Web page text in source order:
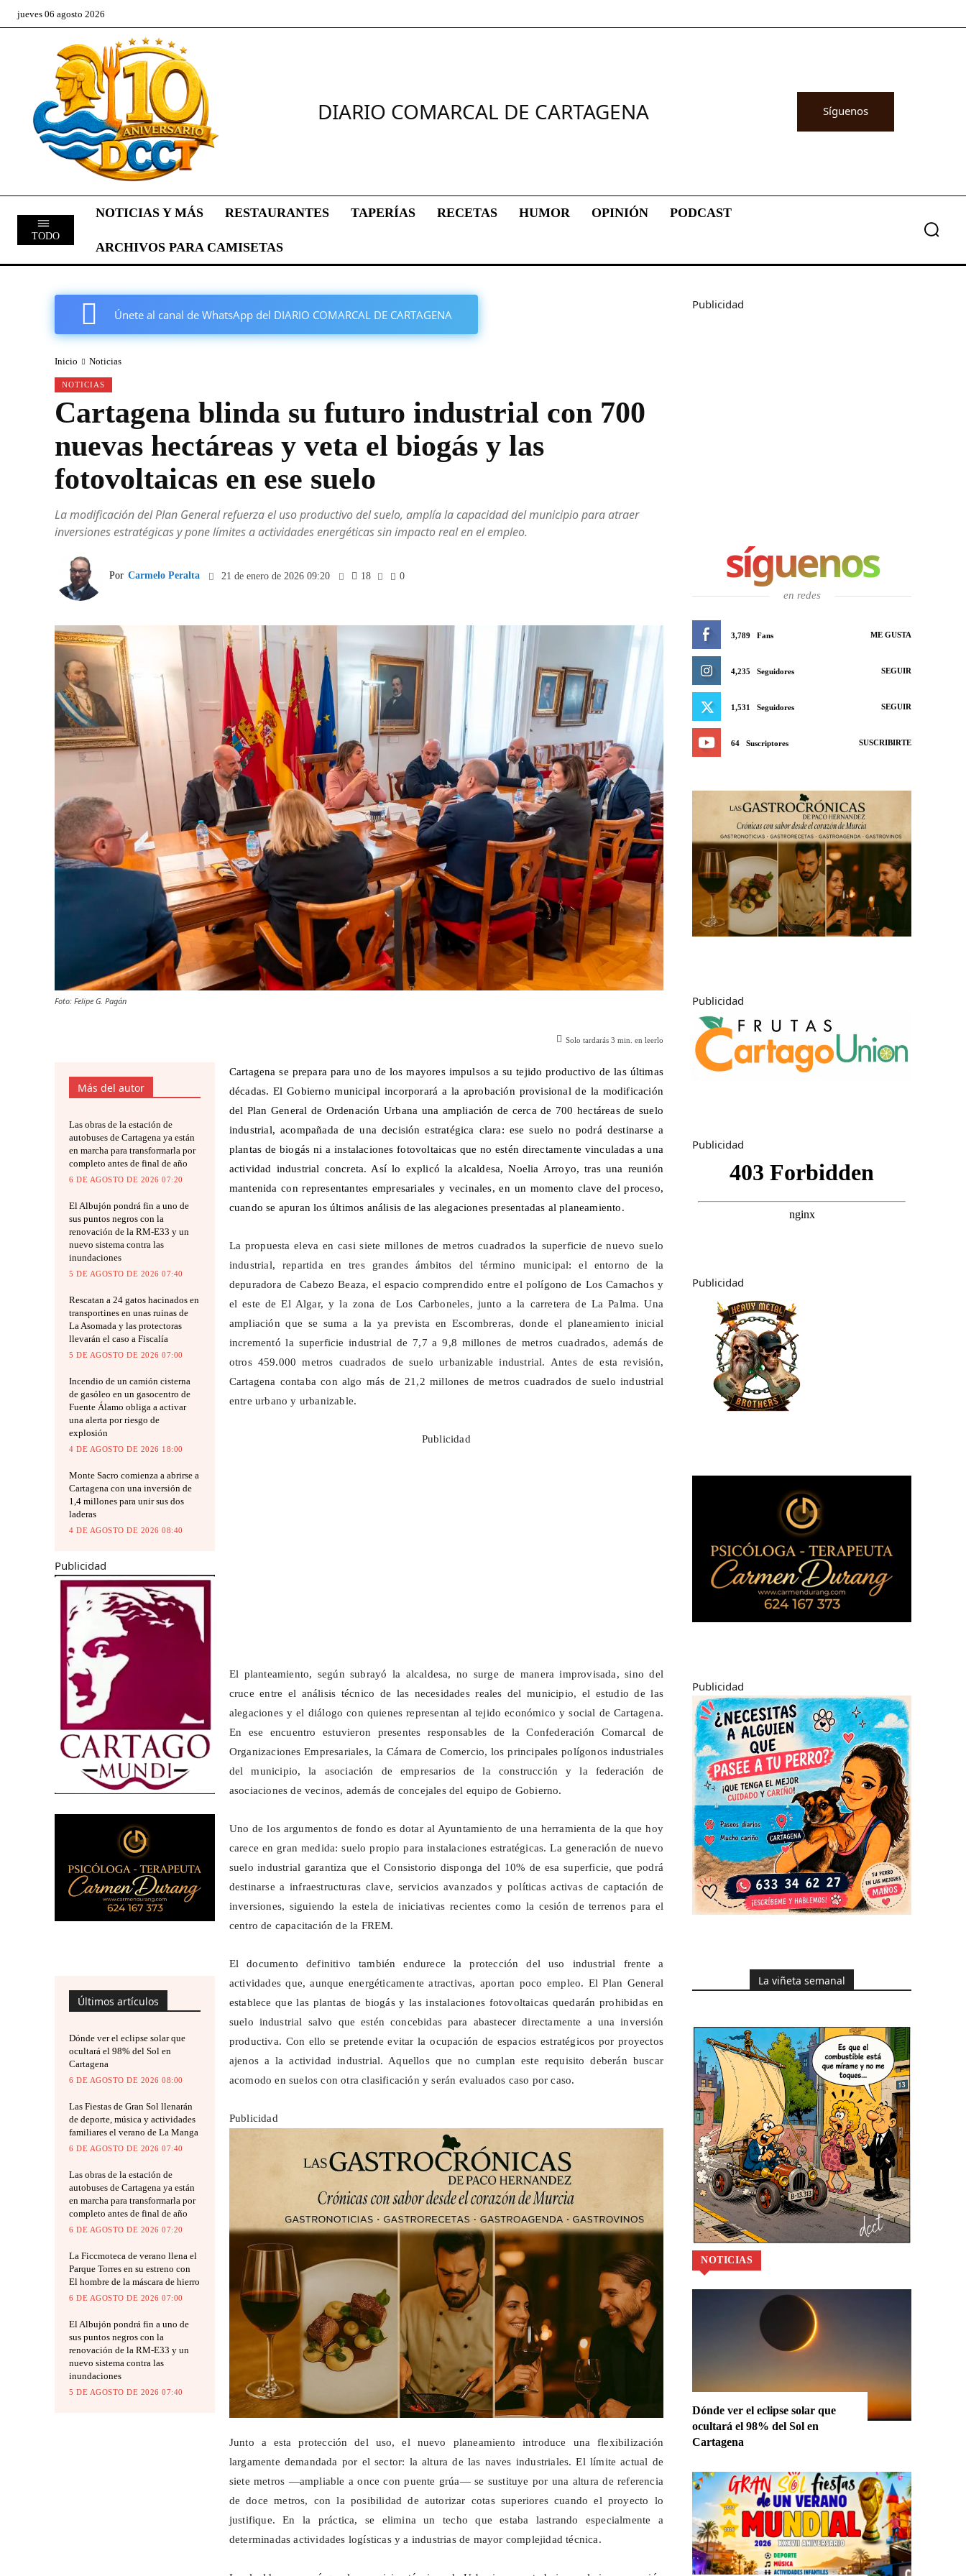
jueves 06 agosto 2026
DIARIO COMARCAL DE CARTAGENA Síguenos
TODO
NOTICIAS Y MÁS RESTAURANTES TAPERÍAS RECETAS HUMOR OPINIÓN PODCAST
ARCHIVOS PARA CAMISETAS
Únete al canal de WhatsApp del DIARIO COMARCAL DE CARTAGENA
Inicio Noticias
NOTICIAS
Cartagena blinda su futuro industrial con 700
nuevas hectáreas y veta el biogás y las
fotovoltaicas en ese suelo
La modificación del Plan General refuerza el uso productivo del suelo, amplía la capacidad del municipio para atraer
inversiones estratégicas y pone límites a actividades energéticas sin impacto real en el empleo.
Por Carmelo Peralta 21 de enero de 2026 09:20 18 0
Foto: Felipe G. Pagán
Solo tardarás3 min. en leerlo
Más del autor
Las obras de la estación de
autobuses de Cartagena ya están
en marcha para transformarla por
completo antes de final de año
6 DE AGOSTO DE 2026 07:20
El Albujón pondrá fin a uno de
sus puntos negros con la
renovación de la RM-E33 y un
nuevo sistema contra las
inundaciones
5 DE AGOSTO DE 2026 07:40
Rescatan a 24 gatos hacinados en
transportines en unas ruinas de
La Asomada y las protectoras
llevarán el caso a Fiscalía
5 DE AGOSTO DE 2026 07:00
Incendio de un camión cisterna
de gasóleo en un gasocentro de
Fuente Álamo obliga a activar
una alerta por riesgo de
explosión
4 DE AGOSTO DE 2026 18:00
Monte Sacro comienza a abrirse a
Cartagena con una inversión de
1,4 millones para unir sus dos
laderas
4 DE AGOSTO DE 2026 08:40
Publicidad
Últimos artículos
Dónde ver el eclipse solar que
ocultará el 98% del Sol en
Cartagena
6 DE AGOSTO DE 2026 08:00
Las Fiestas de Gran Sol llenarán
de deporte, música y actividades
familiares el verano de La Manga
6 DE AGOSTO DE 2026 07:40
Las obras de la estación de
autobuses de Cartagena ya están
en marcha para transformarla por
completo antes de final de año
6 DE AGOSTO DE 2026 07:20
La Ficcmoteca de verano llena el
Parque Torres en su estreno con
El hombre de la máscara de hierro
6 DE AGOSTO DE 2026 07:00
El Albujón pondrá fin a uno de
sus puntos negros con la
renovación de la RM-E33 y un
nuevo sistema contra las
inundaciones
5 DE AGOSTO DE 2026 07:40
Cartagena se prepara para uno de los mayores impulsos a su tejido productivo de las últimas
décadas. El Gobierno municipal incorporará a la aprobación provisional de la modificación
del Plan General de Ordenación Urbana una ampliación de cerca de 700 hectáreas de suelo
industrial, acompañada de una decisión estratégica clara: ese suelo no podrá destinarse a
plantas de biogás ni a instalaciones fotovoltaicas que no estén directamente vinculadas a una
actividad industrial concreta. Así lo explicó la alcaldesa, Noelia Arroyo, tras una reunión
mantenida con representantes empresariales y vecinales, en un momento clave del proceso,
cuando se apuran los últimos análisis de las alegaciones presentadas al planeamiento.
La propuesta eleva en casi siete millones de metros cuadrados la superficie de nuevo suelo
industrial, repartida en tres grandes ámbitos del término municipal: el entorno de la
depuradora de CabezoBeaza, el espacio comprendido entre el polígono de LosCamachosy
el este de El Algar, y la zona de Los Carboneles, junto a la carretera de La Palma. Una
ampliación que se suma a la ya prevista en Escombreras, donde el planeamiento inicial
incrementó la superficie industrial de 7,7 a 9,8 millones de metros cuadrados, además de
otros 459.000 metros cuadrados de suelo urbanizable industrial. Antes de esta revisión,
Cartagena contaba con algo más de 21,2 millones de metros cuadrados de suelo industrial
entre urbano y urbanizable.
Publicidad
El planteamiento, según subrayó la alcaldesa, no surge de manera improvisada, sino del
cruce entre el análisis técnico de las necesidades reales del municipio, el estudio de las
alegaciones y el diálogo con quienes representan al tejido económico y social de Cartagena.
En ese encuentro estuvieron presentes responsables de la Confederación Comarcal de
Organizaciones Empresariales, la Cámara de Comercio, los principales polígonos industriales
del municipio, la asociación de empresarios de la construcción y la federación de
asociaciones de vecinos, además de concejales del equipo de Gobierno.
Uno de los argumentos de fondo es dotar al Ayuntamiento de una herramienta de la que hoy
carece en gran medida: suelo propio para instalaciones estratégicas. La generación de nuevo
suelo industrial garantiza que el Consistorio disponga del 10% de esa superficie, que podrá
destinarse a infraestructuras clave, servicios avanzados y políticas activas de captación de
inversiones, siguiendo la estela de iniciativas recientes como la cesión de terrenos para el
centro de capacitación de la FREM.
El documento definitivo también endurece la protección del uso industrial frente a
actividades que, aunque energéticamente atractivas, aportan poco empleo. El Plan General
establece que las plantas de biogás y las instalaciones fotovoltaicas quedarán prohibidas en
suelo industrial salvo que estén concebidas para abastecer directamente a una inversión
productiva. Con ello se pretende evitar la ocupación de espacios estratégicos por proyectos
ajenos a la actividad industrial. Aquellos que no cumplan este requisito deberán buscar
acomodo en suelos con otra clasificación y serán evaluados caso por caso.
Publicidad
Junto a esta protección del uso, el nuevo planeamiento introduce una flexibilización
largamente demandada por el sector: la altura de las naves industriales. El límite actual de
siete metros —ampliable a once con puente grúa— se sustituye por una altura de referencia
de doce metros, con la posibilidad de autorizar cotas superiores cuando el proyecto lo
justifique. En la práctica, se elimina un techo que estaba lastrando especialmente a
determinadas actividades logísticas y a industrias de mayor complejidad técnica.
Publicidad
síguenos
en redes
3,789 Fans ME GUSTA
4,235 Seguidores SEGUIR
1,531 Seguidores SEGUIR
64 Suscriptores SUSCRIBIRTE
Publicidad
Publicidad
Publicidad
Publicidad
La viñeta semanal
NOTICIAS
Dónde ver el eclipse solar que
ocultará el 98% del Sol en
Cartagena